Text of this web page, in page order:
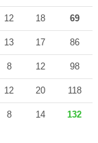
12 18 69
13 17 86
8 12 98
12 20 118
8 14 132